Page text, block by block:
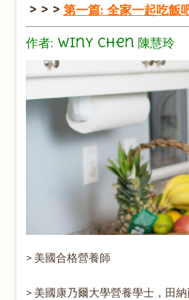
> > > 第一篇: 全家一起吃飯
作者: Winy Chen 陳慧玲
> 美國合格營養師
> 美國康乃爾大學營養學士，田